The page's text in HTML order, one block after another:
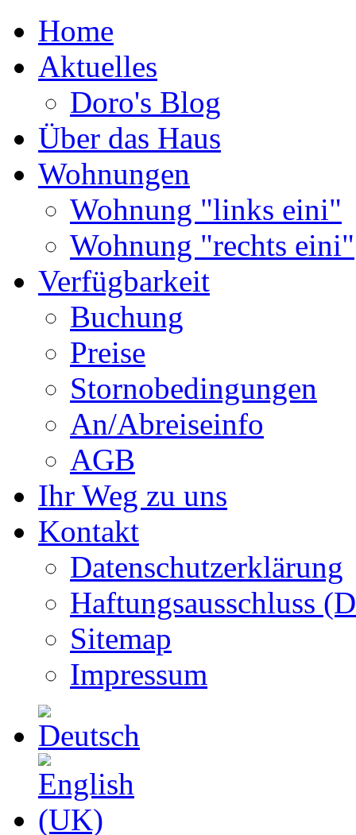
Home
Aktuelles
Doro's Blog
Über das Haus
Wohnungen
Wohnung "links eini"
Wohnung "rechts eini"
Verfügbarkeit
Buchung
Preise
Stornobedingungen
An/Abreiseinfo
AGB
Ihr Weg zu uns
Kontakt
Datenschutzerklärung
Haftungsausschluss
Sitemap
Impressum